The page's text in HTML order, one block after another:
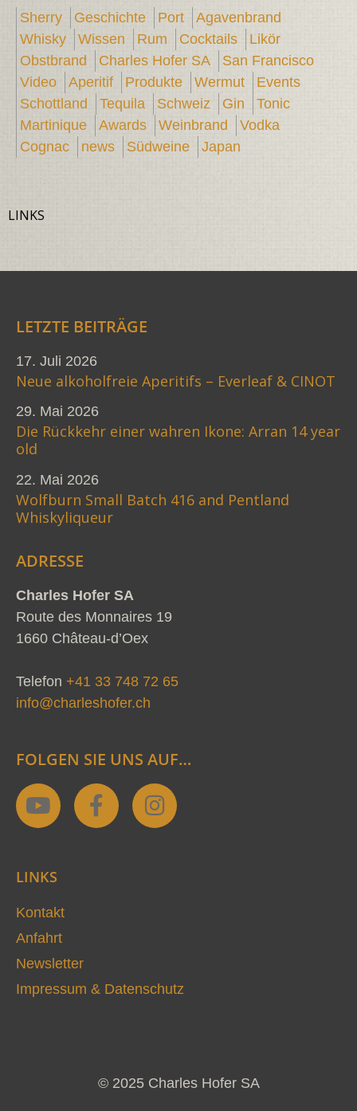
Sherry Geschichte Port
Agavenbrand
Whisky
Wissen Rum Cocktails
Likör
Obstbrand
Charles Hofer SA
San Francisco
Video
Aperitif Produkte Wermut
Events
Schottland
Tequila Schweiz Gin
Tonic
Martinique
Awards Weinbrand
Vodka
Cognac
news Südweine Japan
LINKS
LETZTE BEITRÄGE
17. Juli 2026
Neue alkoholfreie Aperitifs – Everleaf & CINOT
29. Mai 2026
Die Rückkehr einer wahren Ikone: Arran 14 year
old
22. Mai 2026
Wolfburn Small Batch 416 and Pentland
Whiskyliqueur
ADRESSE
Charles Hofer SA
Route des Monnaires 19
1660 Château-d’Oex
Telefon +41 33 748 72 65
info@charleshofer.ch
FOLGEN SIE UNS AUF…
Y
o
u
b
e
F
a
f
I
n
LINKS
Kontakt
Anfahrt
Newsletter
Impressum & Datenschutz
© 2025 Charles Hofer SA